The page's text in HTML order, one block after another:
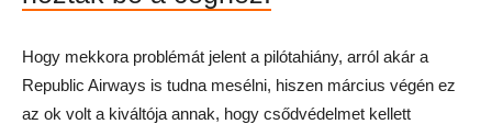
Hogy mekkora problémát jelent a pilótahiány, arról akár a
Republic Airways is tudna mesélni, hiszen március végén ez
az ok volt a kiváltója annak, hogy csődvédelmet kellett